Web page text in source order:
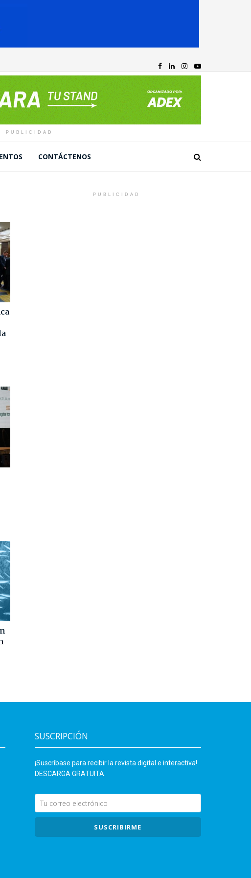
PUBLICIDAD
CONTÁCTENOS
PUBLICIDAD
SUSCRIPCIÓN
¡Suscríbase para recibir la revista digital e interactiva!
DESCARGA GRATUITA.
SUSCRIBIRME